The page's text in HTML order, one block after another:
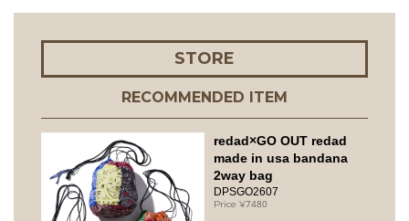
STORE
RECOMMENDED ITEM
redad×GO OUT redad
made in usa bandana
2way bag
DPSGO2607
7480